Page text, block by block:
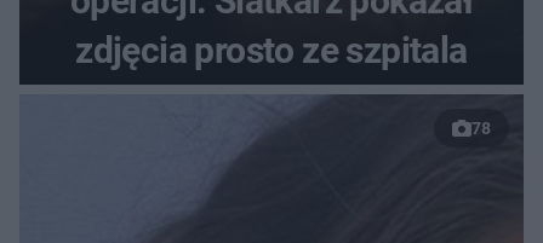
zdjęcia prosto ze szpitala
78